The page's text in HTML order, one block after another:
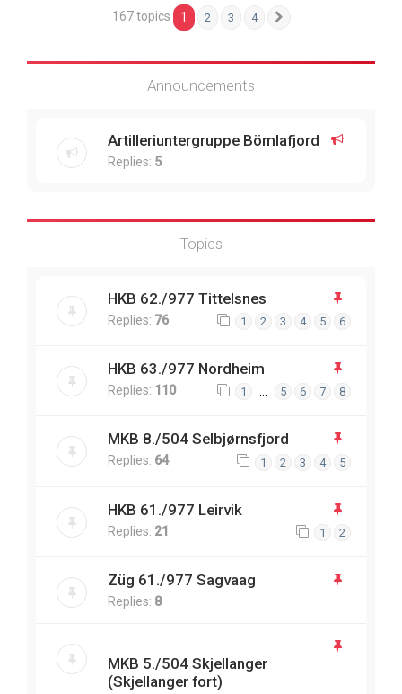
167 topics 1 2 3 4
Announcements
Artilleriuntergruppe Bömlafjord
Replies: 5
Topics
HKB 62./977 Tittelsnes
Replies: 76 1 2 3 4 5 6
HKB 63./977 Nordheim
Replies: 110 1 … 5 6 7 8
MKB 8./504 Selbjørnsfjord
Replies: 64 1 2 3 4 5
HKB 61./977 Leirvik
Replies: 21 1 2
Züg 61./977 Sagvaag
Replies: 8
MKB 5./504 Skjellanger
(Skjellanger fort)